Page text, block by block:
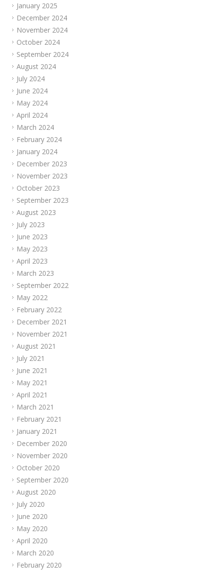
January 2025
December 2024
November 2024
October 2024
September 2024
August 2024
July 2024
June 2024
May 2024
April 2024
March 2024
February 2024
January 2024
December 2023
November 2023
October 2023
September 2023
August 2023
July 2023
June 2023
May 2023
April 2023
March 2023
September 2022
May 2022
February 2022
December 2021
November 2021
August 2021
July 2021
June 2021
May 2021
April 2021
March 2021
February 2021
January 2021
December 2020
November 2020
October 2020
September 2020
August 2020
July 2020
June 2020
May 2020
April 2020
March 2020
February 2020